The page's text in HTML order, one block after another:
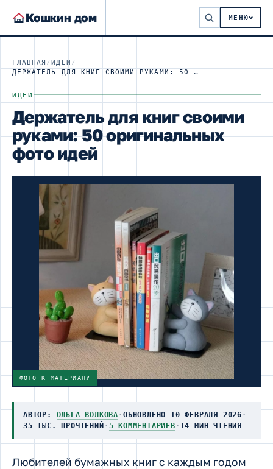
Кошкин дом МЕНЮ
ГЛАВНАЯ /ИДЕИ /
ДЕРЖАТЕЛЬ ДЛЯ КНИГ СВОИМИ РУКАМИ: 50 ОРИГИНАЛЬНЫХ ФОТО ИДЕЙ
ИДЕИ
Держатель для книг своими
руками: 50 оригинальных
фото идей
ФОТО К МАТЕРИАЛУ
АВТОР: ОЛЬГА ВОЛКОВА · ОБНОВЛЕНО 10 ФЕВРАЛЯ 2026 ·
35 ТЫС. ПРОЧТЕНИЙ · 5 КОММЕНТАРИЕВ · 14 МИН ЧТЕНИЯ
Любителей бумажных книг с каждым годом